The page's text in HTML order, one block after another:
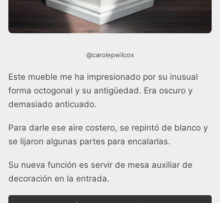
@carolepwilcox
Este mueble me ha impresionado por su inusual
forma octogonal y su antigüedad. Era oscuro y
demasiado anticuado.
Para darle ese aire costero, se repintó de blanco y
se lijaron algunas partes para encalarlas.
Su nueva función es servir de mesa auxiliar de
decoración en la entrada.